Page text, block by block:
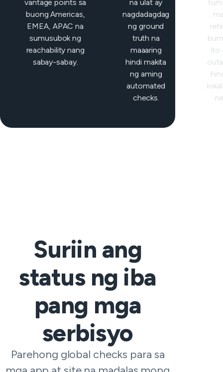
vantage points sa
buong Americas,
EMEA, APAC na
sumusubok ng
reachability nang
sabay-sabay.
na ulat ay
nagdadagdag
ng ground
truth na
maaaring
hindi makita
ng aming
automated
checks.
ito
Suriin ang
status ng iba
pang mga
serbisyo
Parehong global checks para sa